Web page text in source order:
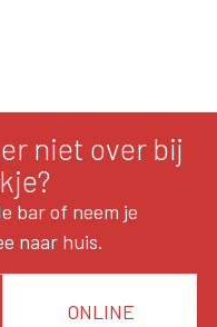
niet over bij
bar of neem je
naar huis.
ONLINE